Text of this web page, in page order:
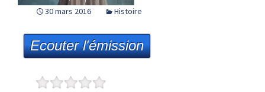
30 mars 2016 Histoire
Ecouter l'émission